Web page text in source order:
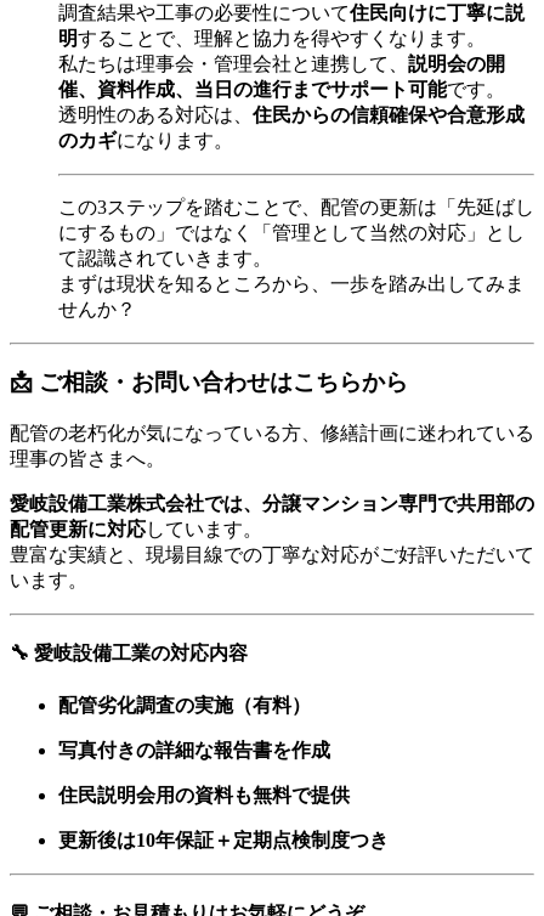
調査結果や工事の必要性について住民向けに丁寧に説
明することで、理解と協力を得やすくなります。
私たちは理事会・管理会社と連携して、 説明会の開
催、資料作成、当日の進行までサポート可能です。
透明性のある対応は、 住民からの信頼確保や合意形成
のカギになります。
この3ステップを踏むことで、配管の更新は「先延ばし
にするもの」ではなく「管理として当然の対応」とし
て認識されていきます。
まずは現状を知るところから、一歩を踏み出してみま
せんか？
📩 ご相談・お問い合わせはこちらから
配管の老朽化が気になっている方、修繕計画に迷われている
理事の皆さまへ。
愛岐設備工業株式会社では、分譲マンション専門で共用部の
配管更新に対応しています。
豊富な実績と、現場目線での丁寧な対応がご好評いただいて
います。
🔧 愛岐設備工業の対応内容
配管劣化調査の実施（有料）
写真付きの詳細な報告書を作成
住民説明会用の資料も無料で提供
更新後は10年保証＋定期点検制度つき